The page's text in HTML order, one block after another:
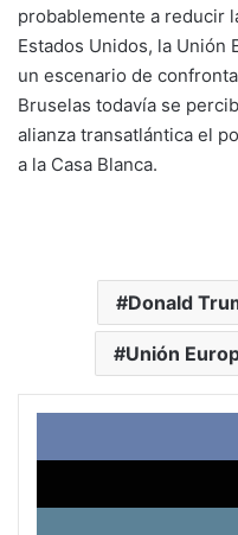
probablemente a reducir
Estados Unidos, la Unión
un escenario de
Bruselas todavía se
alianza transatlántica el
a la Casa Blanca.
Donald
Unión